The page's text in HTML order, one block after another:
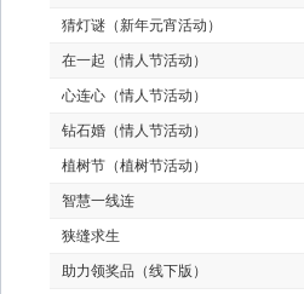
猜灯谜（新年元宵活动）
在一起（情人节活动）
心连心（情人节活动）
钻石婚（情人节活动）
植树节（植树节活动）
智慧一线连
狭缝求生
助力领奖品（线下版）